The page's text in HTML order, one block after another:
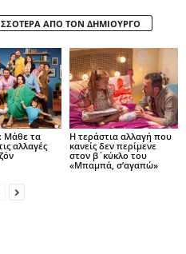
ΑΠΟ ΤΟΝ ΔΗΜΙΟΥΡΓΟ
Μάθε τα
αλλαγές
Η τεράστια αλλαγή που
κανείς δεν περίμενε
στον β΄κύκλο του
«Μπαμπά, σ’αγαπώ»